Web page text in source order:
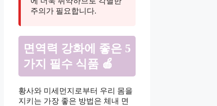
주의가 필요합니다.
면역력 강화에 좋은 5
가지 필수 식품 🍎
황사와 미세먼지로부터 우리 몸을
지키는 가장 좋은 방법은 체내 면